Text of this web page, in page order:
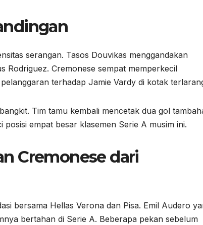
serangan. Tasos Douvikas menggandakan
Rodriguez. Cremonese sempat memperkecil
terhadap Jamie Vardy di kotak
Tim tamu kembali mencetak dua gol
empat besar klasemen Serie A musim ini.
Cremonese dari
bersama Hellas Verona dan Pisa. Emil Audero
bertahan di Serie A. Beberapa pekan sebelum